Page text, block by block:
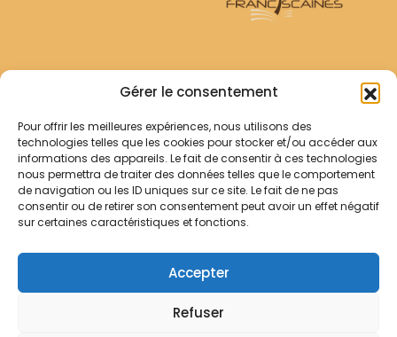
Gérer le consentement
Pour offrir les meilleures expériences, nous utilisons des
technologies telles que les cookies pour stocker et/ou accéder aux
informations des appareils. Le fait de consentir à ces technologies
nous permettra de traiter des données telles que le comportement
de navigation ou les ID uniques sur ce site. Le fait de ne pas
consentir ou de retirer son consentement peut avoir un effet négatif
sur certaines caractéristiques et fonctions.
Accepter
Refuser
Archives Franciscaines
RECHERCHER
Comment chercher ?
Les archives
Notre démarche
Contact